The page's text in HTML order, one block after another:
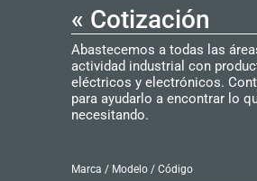
« Cotización
Abastecemos a todas las
actividad industrial con
eléctricos y electrónicos.
para ayudarlo a encontrar lo
necesitando.
Marca / Modelo / Código